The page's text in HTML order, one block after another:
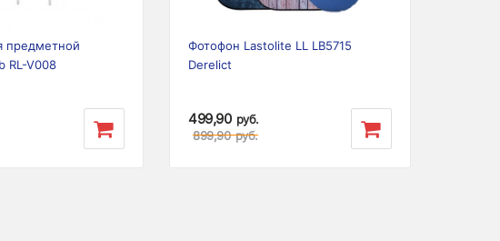
предметной
RL-V008
Фотофон Lastolite LL LB5715
Derelict
499,90 руб.
899,90 руб.